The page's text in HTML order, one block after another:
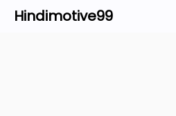
SkipHindimotive99